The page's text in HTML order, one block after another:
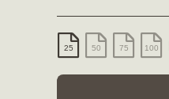
25 50 75 100